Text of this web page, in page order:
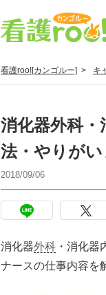
看護roo![カンゴルー] キ
消化器外科
法・やりがい
2018/09/06
消化器外科 ・消化
ナースの仕事内容を